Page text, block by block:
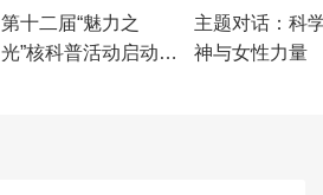
第十二届“魅力之
光”核科普活动启动仪
主题对话：科
神与女性力量